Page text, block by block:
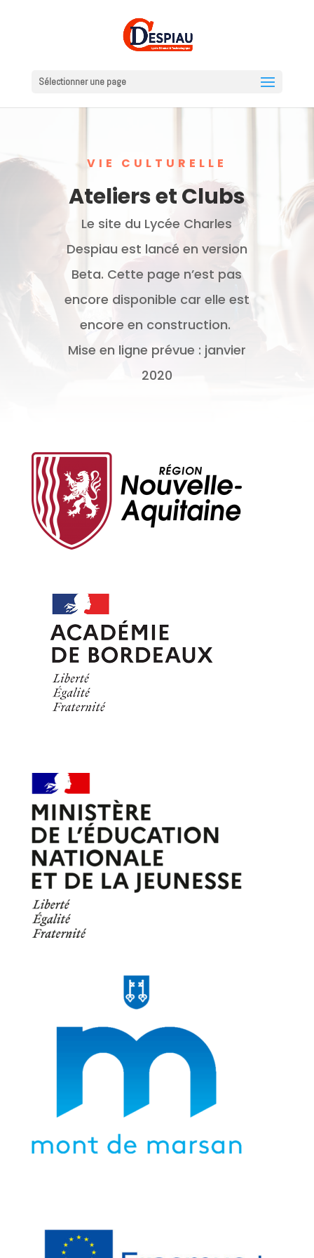
Sélectionner une page
VIE CULTURELLE
Ateliers et Clubs
Le site du Lycée Charles
Despiau est lancé en version
Beta. Cette page n’est pas
encore disponible car elle est
encore en construction.
Mise en ligne prévue : janvier
2020